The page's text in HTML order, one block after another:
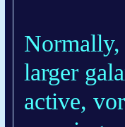
Normally,
larger
active,